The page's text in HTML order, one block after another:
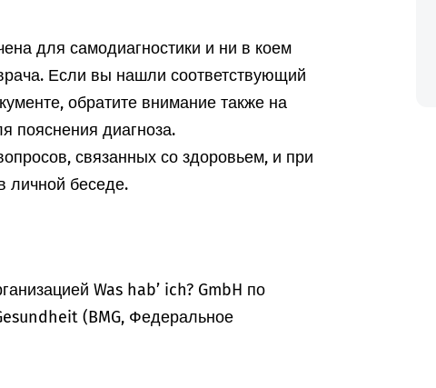
для самодиагностики и ни в коем
Если вы нашли соответствующий
обратите внимание также на
пояснения диагноза.
связанных со здоровьем, и при
личной беседе.
Was hab’ ich? GmbH по
(BMG, Федеральное